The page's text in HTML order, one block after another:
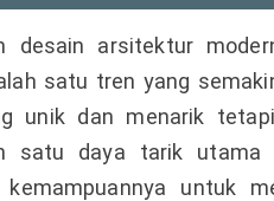
desain arsitektur
satu tren yang
unik dan menarik
satu daya tarik utama
untuk